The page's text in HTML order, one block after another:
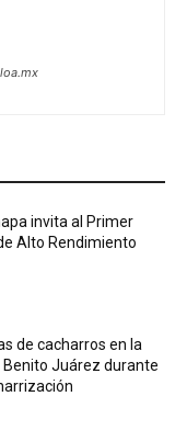
invita al Primer
Alto Rendimiento
de cacharros en la
Juárez durante